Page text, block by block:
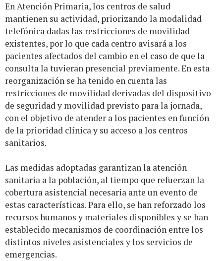
En Atención Primaria, los centros de salud
mantienen su actividad, priorizando la modalidad
telefónica dadas las restricciones de movilidad
existentes, por lo que cada centro avisará a los
pacientes afectados del cambio en el caso de que la
consulta la tuvieran presencial previamente. En esta
reorganización se ha tenido en cuenta las
restricciones de movilidad derivadas del dispositivo
de seguridad y movilidad previsto para la jornada,
con el objetivo de atender a los pacientes en función
de la prioridad clínica y su acceso a los centros
sanitarios.
Las medidas adoptadas garantizan la atención
sanitaria a la población, al tiempo que refuerzan la
cobertura asistencial necesaria ante un evento de
estas características. Para ello, se han reforzado los
recursos humanos y materiales disponibles y se han
establecido mecanismos de coordinación entre los
distintos niveles asistenciales y los servicios de
emergencias.